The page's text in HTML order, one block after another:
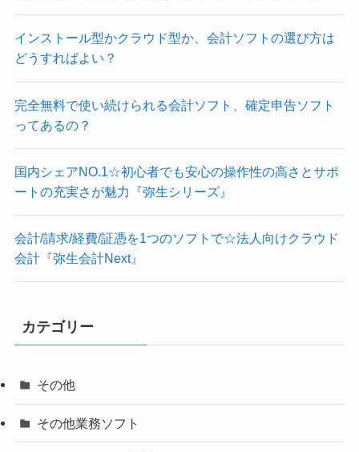
インストール型かクラウド型か、会計ソフトの選び方は
どうすればよい？
完全無料で使い続けられる会計ソフト、確定申告ソフト
ってあるの？
国内シェアNO.1☆初心者でも安心の操作性の高さとサポ
ートの充実さが魅力『弥生シリーズ』
会計/請求/経費/証憑を1つのソフトで☆法人向けクラウド
会計『弥生会計Next』
カテゴリー
その他
その他業務ソフト